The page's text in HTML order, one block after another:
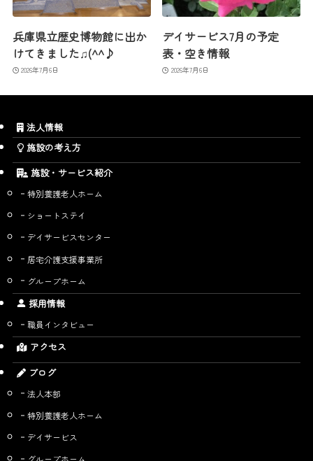
兵庫県立歴史博物館に出か
けてきました♫(^^♪
2026年7月6日
デイサービス7月の予定
表・空き情報
2026年7月6日
法人情報
施設の考え方
施設・サービス紹介
特別養護老人ホーム
ショートステイ
デイサービスセンター
居宅介護支援事業所
グループホーム
採用情報
職員インタビュー
アクセス
ブログ
法人本部
特別養護老人ホーム
デイサービス